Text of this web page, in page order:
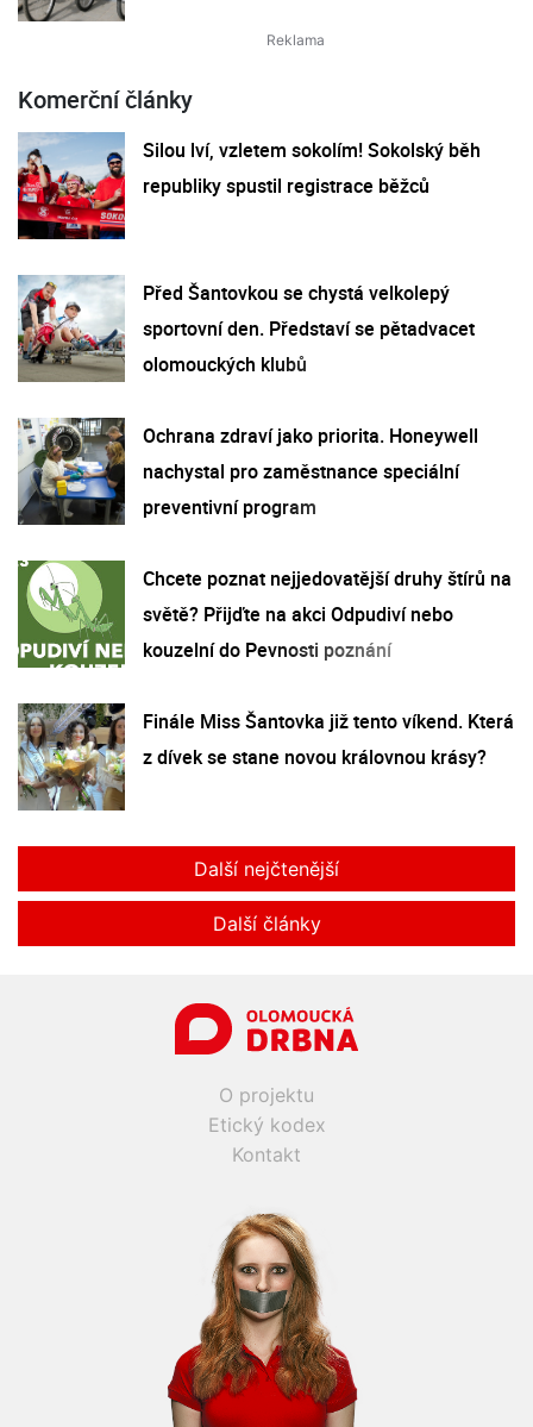
Komerční články
Silou lví, vzletem sokolím! Sokolský běh
republiky spustil registrace běžců
Před Šantovkou se chystá velkolepý
sportovní den. Představí se pětadvacet
olomouckých klubů
Ochrana zdraví jako priorita. Honeywell
nachystal pro zaměstnance speciální
preventivní program
Chcete poznat nejjedovatější druhy štírů na
světě? Přijďte na akci Odpudiví nebo
kouzelní do Pevnosti poznání
Finále Miss Šantovka již tento víkend. Která
z dívek se stane novou královnou krásy?
Další nejčtenější
Další články
O projektu
Etický kodex
Kontakt